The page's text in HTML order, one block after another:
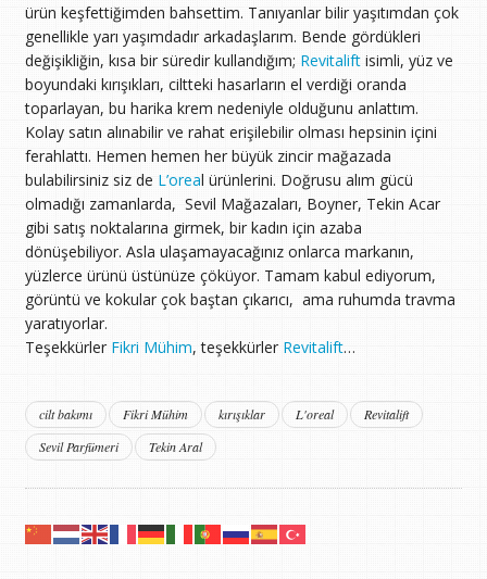
ürün keşfettiğimden bahsettim. Tanıyanlar bilir yaşıtımdan çok
genellikle yarı yaşımdadır arkadaşlarım. Bende gördükleri
değişikliğin, kısa bir süredir kullandığım; Revitaliftisimli, yüz ve
boyundaki kırışıkları, ciltteki hasarların el verdiği oranda
toparlayan, bu harika krem nedeniyle olduğunu anlattım.
Kolay satın alınabilir ve rahat erişilebilir olması hepsinin içini
ferahlattı. Hemen hemen her büyük zincir mağazada
bulabilirsiniz siz de L’oreal ürünlerini. Doğrusu alım gücü
olmadığı zamanlarda, Sevil Mağazaları, Boyner, Tekin Acar
gibi satış noktalarına girmek, bir kadın için azaba
dönüşebiliyor. Asla ulaşamayacağınız onlarca markanın,
yüzlerce ürünü üstünüze çöküyor. Tamam kabul ediyorum,
görüntü ve kokular çok baştan çıkarıcı, ama ruhumda travma
yaratıyorlar.
Teşekkürler Fikri Mühim, teşekkürler Revitalift…
cilt bakımı Fikri Mühim kırışıklar L'oreal
Revitalift
Sevil Parfümeri
Tekin Aral